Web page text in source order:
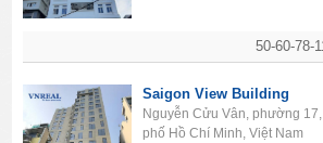
50-60-78-
Saigon View Building
Nguyễn Cửu Vân, phường
phố Hồ Chí Minh, Việt Nam